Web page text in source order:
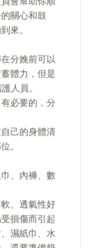
關心和鼓
來。
分娩前可以
體力，但是
人員。
必要的，分
己的身體清
。
、內褲、數
、透氣性好
損傷而引起
濕紙巾、水